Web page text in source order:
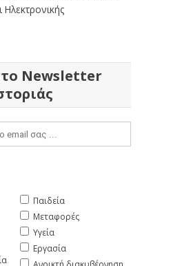
Ηλεκτρονικής
Newsletter
Παιδεία
Μεταφορές
Υγεία
Εργασία